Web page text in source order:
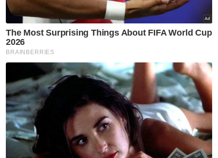
Sheikh Sudais
Kabinet Saudi
Raja Salman
Artikel Disyorkan